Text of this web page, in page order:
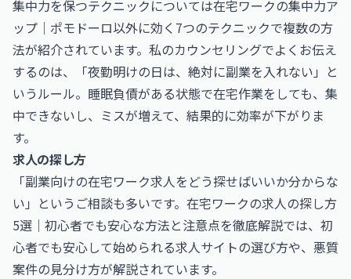
集中力を保つテクニックについては在宅ワークの集中力ア
ップ｜ポモドーロ以外に効く7つのテクニックで複数の方
法が紹介されています。私のカウンセリングでよくお伝え
するのは、「夜勤明けの日は、絶対に副業を入れない」と
いうルール。睡眠負債がある状態で在宅作業をしても、集
中できないし、ミスが増えて、結果的に効率が下がりま
す。
求人の探し方
「副業向けの在宅ワーク求人をどう探せばいいか分からな
い」というご相談も多いです。 在宅ワークの求人の探し方
5選｜初心者でも安心な方法と注意点を徹底解説では、初
心者でも安心して始められる求人サイトの選び方や、悪質
案件の見分け方が解説されています。